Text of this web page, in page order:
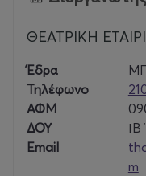
ΘΕΑΤΡΙΚΗ
Έδρα
Τηλέφωνο
ΑΦΜ
ΔΟΥ
Email
m